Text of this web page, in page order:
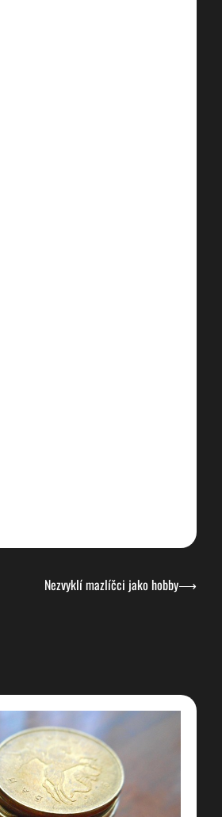
Nezvyklí mazlíčci jako hobby⟶